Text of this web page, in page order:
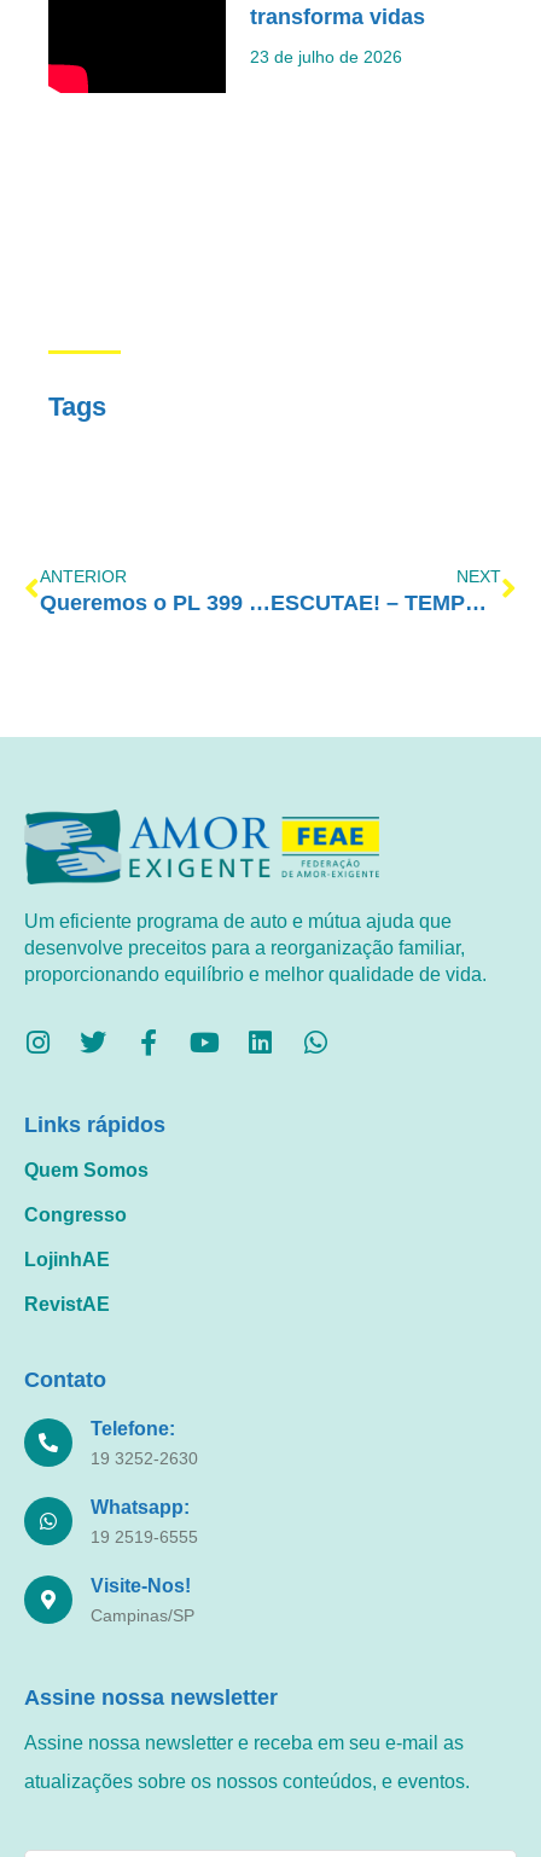
transforma vidas
23 de julho de 2026
Tags
ANTERIOR
Queremos o PL 399 votado pelo Plenário da Câmara
NEXT
ESCUTAE! – TEMPORADA 2 – EPISÓDIO 24
Um eficiente programa de auto e mútua ajuda que
desenvolve preceitos para a reorganização familiar,
proporcionando equilíbrio e melhor qualidade de vida.
Links rápidos
Quem Somos
Congresso
LojinhAE
RevistAE
Contato
Telefone:
19 3252-2630
Whatsapp:
19 2519-6555
Visite-Nos!
Campinas/SP
Assine nossa newsletter
Assine nossa newsletter e receba em seu e-mail as
atualizações sobre os nossos conteúdos, e eventos.